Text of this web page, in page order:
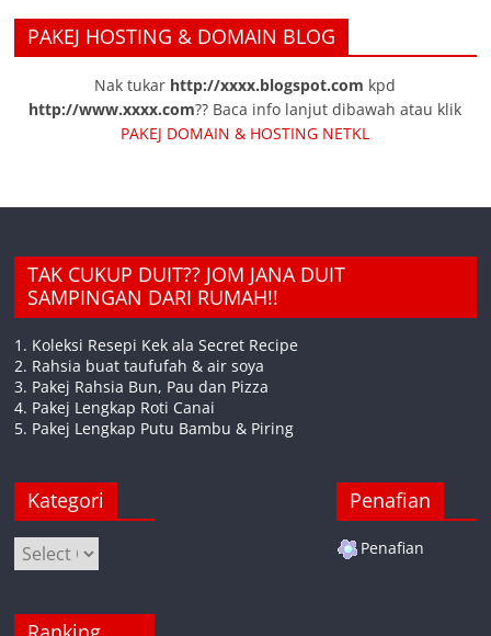
PAKEJ HOSTING & DOMAIN BLOG
Nak tukar http://xxxx.blogspot.com kpd
http://www.xxxx.com?? Baca info lanjut dibawah atau klik
PAKEJ DOMAIN & HOSTING NETKL
TAK CUKUP DUIT?? JOM JANA DUIT
SAMPINGAN DARI RUMAH!!
1. Koleksi Resepi Kek ala Secret Recipe
2. Rahsia buat taufufah & air soya
3. Pakej Rahsia Bun, Pau dan Pizza
4. Pakej Lengkap Roti Canai
5. Pakej Lengkap Putu Bambu & Piring
Kategori
Kategori
Penafian
Penafian